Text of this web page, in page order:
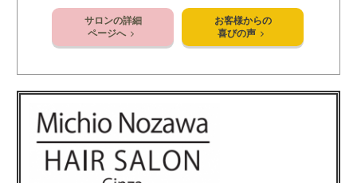
サロンの詳細
ページへ
お客様からの
喜びの声